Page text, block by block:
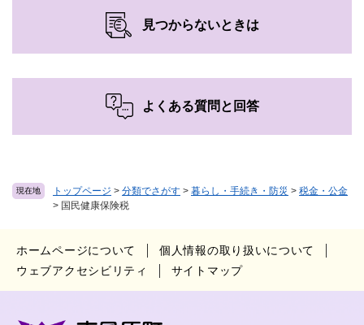
現在地 トップページ > 分類でさがす > 暮らし・手続き・防災 > 税金・公金
> 国民健康保険税
見つからないときは
よくある質問と回答
ホームページについて
個人情報の取り扱いについて
ウェブアクセシビリティ
サイトマップ